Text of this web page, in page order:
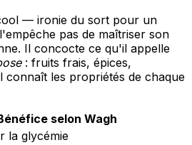
— ironie du sort pour un
pas de maîtriser son
Il concocte ce qu'il appelle
: fruits frais, épices,
connaît les propriétés de chaque
selon Wagh
la glycémie